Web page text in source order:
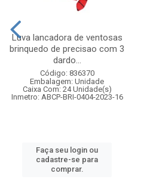
Luva lancadora de ventosas
brinquedo de precisao com 3
dardo...
Código: 836370
Embalagem: Unidade
Caixa Com: 24 Unidade(s)
Inmetro: ABCP-BRI-0404-2023-16
Faça seu login ou
cadastre-se para
comprar.